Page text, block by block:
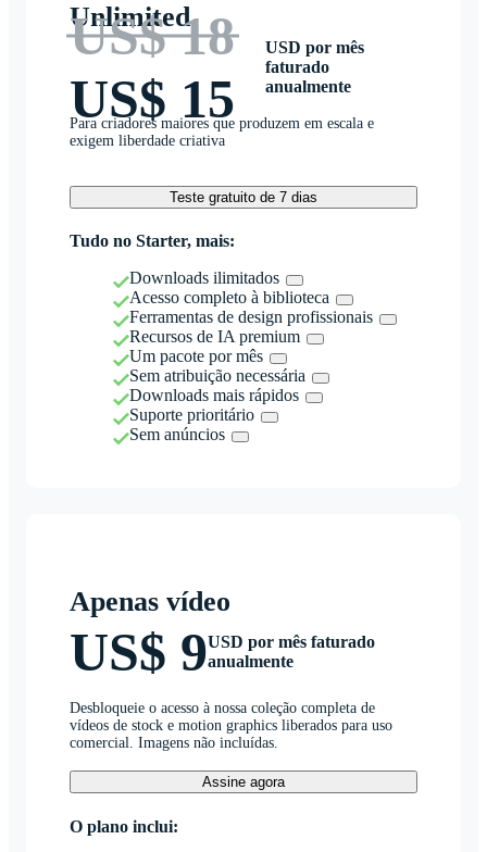
Unlimited
US$ 18
US$ 15
USD por mês
faturado
anualmente
Para criadores maiores que produzem em escala e
exigem liberdade criativa
Teste gratuito de 7 dias
Tudo no Starter, mais:
Downloads ilimitados
Acesso completo à biblioteca
Ferramentas de design profissionais
Recursos de IA premium
Um pacote por mês
Sem atribuição necessária
Downloads mais rápidos
Suporte prioritário
Sem anúncios
Apenas vídeo
US$ 9USD por mês faturado
anualmente
Desbloqueie o acesso à nossa coleção completa de
vídeos de stock e motion graphics liberados para uso
comercial. Imagens não incluídas.
Assine agora
O plano inclui: